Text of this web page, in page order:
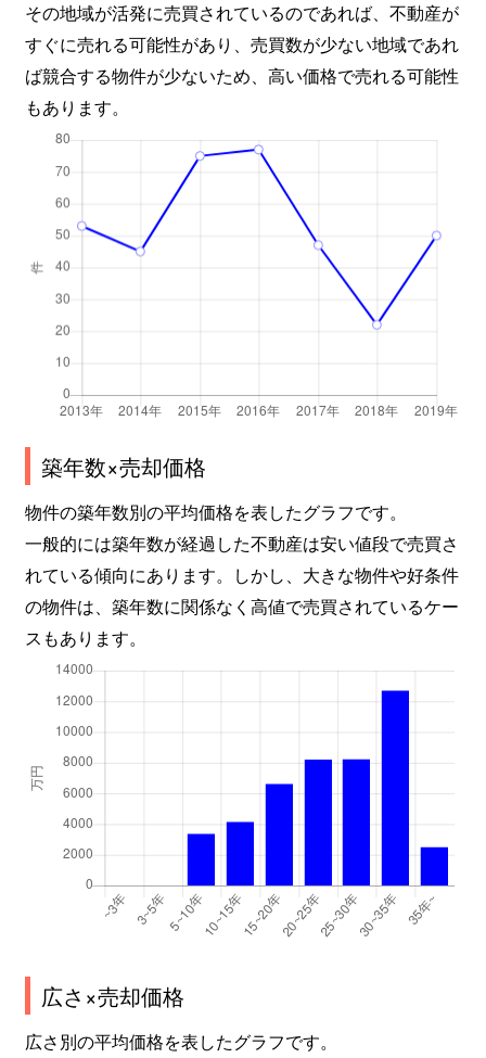
その地域が活発に売買されているのであれば、不動産が
すぐに売れる可能性があり、売買数が少ない地域であれ
ば競合する物件が少ないため、高い価格で売れる可能性
もあります。
築年数×売却価格
物件の築年数別の平均価格を表したグラフです。
一般的には築年数が経過した不動産は安い値段で売買さ
れている傾向にあります。しかし、大きな物件や好条件
の物件は、築年数に関係なく高値で売買されているケー
スもあります。
広さ×売却価格
広さ別の平均価格を表したグラフです。